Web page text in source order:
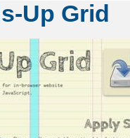
Up Grid